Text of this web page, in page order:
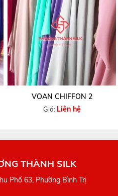
VOAN CHIFFON 2
Giá: Liên hệ
THÀNH SILK
Phố 63, Phường Bình Trị